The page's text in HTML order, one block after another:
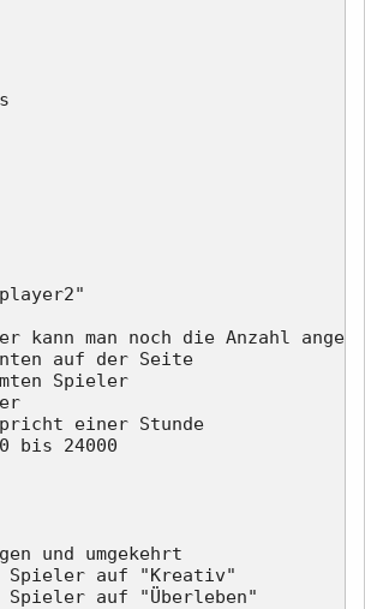
man noch die Anzahl
auf der Seite
Spieler
einer Stunde
24000
und umgekehrt
Spieler auf "Kreativ"
auf "Überleben"